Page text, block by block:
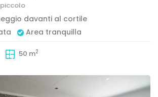
davanti al cortile
Area tranquilla
50 m2